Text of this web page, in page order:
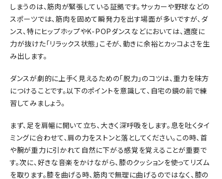
しまうのは、筋肉が緊張している証拠です。サッカーや野球などの
スポーツでは、筋肉を固めて瞬発力を出す場面が多いですが、ダ
ンス、特にヒップホップやK-POPダンスなどにおいては、適度に
力が抜けた「リラックス状態」こそが、動きに余裕とカッコよさを生
み出します。
ダンスが劇的に上手く見えるための「脱力」のコツは、重力を味方
につけることです。以下のポイントを意識して、自宅の鏡の前で練
習してみましょう。
まず、足を肩幅に開いて立ち、大きく深呼吸をします。息を吐くタイ
ミングに合わせて、肩の力をストンと落としてください。この時、首
や腕が重力に引かれて自然に下がる感覚を覚えることが重要で
す。次に、好きな音楽をかけながら、膝のクッションを使ってリズム
を取ります。膝を曲げる時、筋肉で無理に曲げるのではなく、膝の